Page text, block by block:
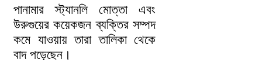
পানামার স্ট্যানলি মোত্তা এবং
উরুগুয়ের কয়েকজন ব্যক্তির সম্পদ
কমে যাওয়ায় তারা তালিকা থেকে
বাদ পড়েছেন।